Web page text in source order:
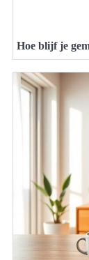
Hoe blijf je